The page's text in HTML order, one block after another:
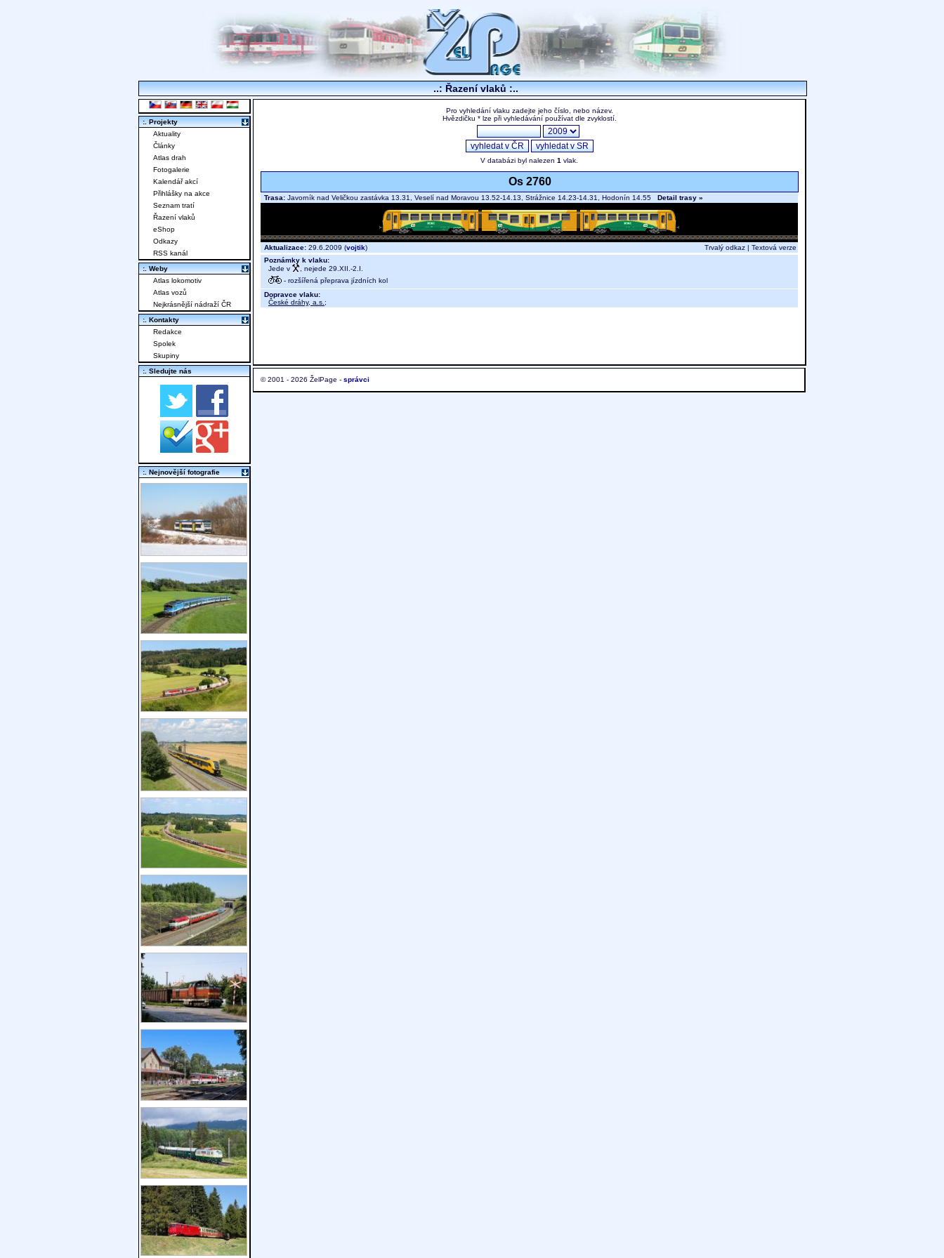
..: Řazení vlaků :..
Pro vyhledání vlaku zadejte jeho číslo, nebo název.
Hvězdičku * lze při vyhledávání používat dle zvyklostí.
V databázi byl nalezen 1 vlak.
Os 2760
Trasa: Javorník nad Veličkou zastávka 13.31, Veselí nad Moravou 13.52-14.13, Strážnice 14.23-14.31, Hodonín 14.55 Detail trasy »
Aktualizace: 29.6.2009 (vojtik) Trvalý odkaz | Textová verze
Poznámky k vlaku:
Jede v
, nejede 29.XII.-2.I.
- rozšířená přeprava jízdních kol
Dopravce vlaku:
České dráhy, a.s. ;
© 2001 - 2026 ŽelPage - správci
:. Projekty
Aktuality
Články
Atlas drah
Fotogalerie
Kalendář akcí
Přihlášky na akce
Seznam tratí
Řazení vlaků
eShop
Odkazy
RSS kanál
:. Weby
Atlas lokomotiv
Atlas vozů
Nejkrásnější nádraží ČR
:. Kontakty
Redakce
Spolek
Skupiny
:. Sledujte nás
:. Nejnovější fotografie